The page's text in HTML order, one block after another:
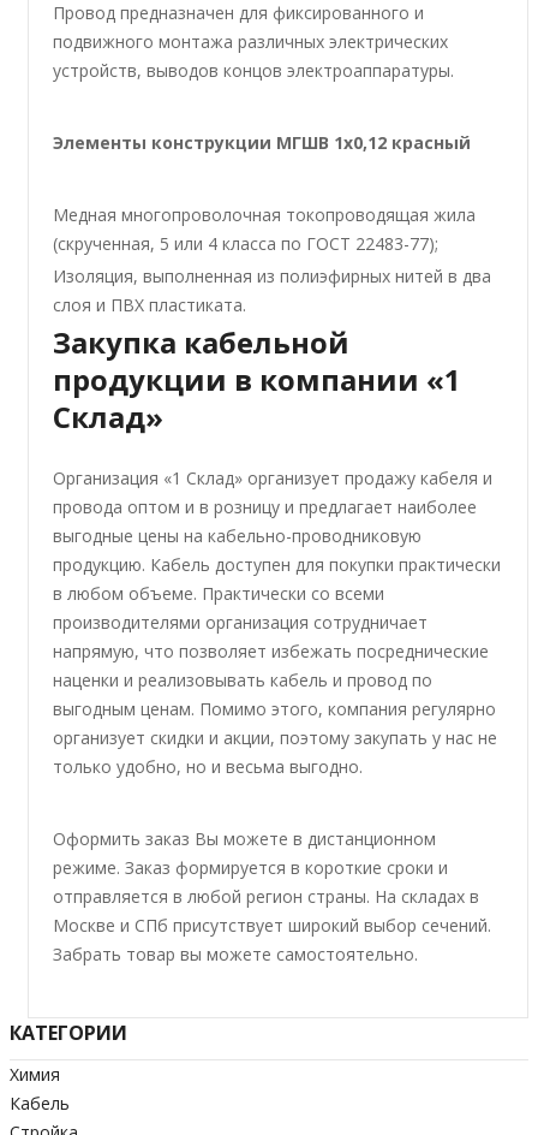
Провод предназначен для фиксированного и
подвижного монтажа различных электрических
устройств, выводов концов электроаппаратуры.
Элементы конструкции МГШВ 1х0,12 красный
Медная многопроволочная токопроводящая жила
(скрученная, 5 или 4 класса по ГОСТ 22483-77);
Изоляция, выполненная из полиэфирных нитей в два
слоя и ПВХ пластиката.
Закупка кабельной
продукции в компании «1
Склад»
Организация «1 Склад» организует продажу кабеля и
провода оптом и в розницу и предлагает наиболее
выгодные цены на кабельно-проводниковую
продукцию. Кабель доступен для покупки практически
в любом объеме. Практически со всеми
производителями организация сотрудничает
напрямую, что позволяет избежать посреднические
наценки и реализовывать кабель и провод по
выгодным ценам. Помимо этого, компания регулярно
организует скидки и акции, поэтому закупать у нас не
только удобно, но и весьма выгодно.
Оформить заказ Вы можете в дистанционном
режиме. Заказ формируется в короткие сроки и
отправляется в любой регион страны. На складах в
Москве и СПб присутствует широкий выбор сечений.
Забрать товар вы можете самостоятельно.
КАТЕГОРИИ
Химия
Кабель